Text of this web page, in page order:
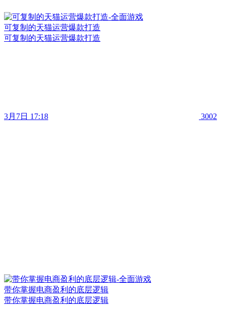
可复制的天猫运营爆款打造
可复制的天猫运营爆款打造
3月7日 17:18 3002
带你掌握电商盈利的底层逻辑
带你掌握电商盈利的底层逻辑